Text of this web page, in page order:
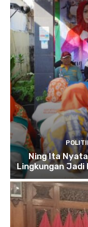
Ning Ita
Lingkungan Jadi